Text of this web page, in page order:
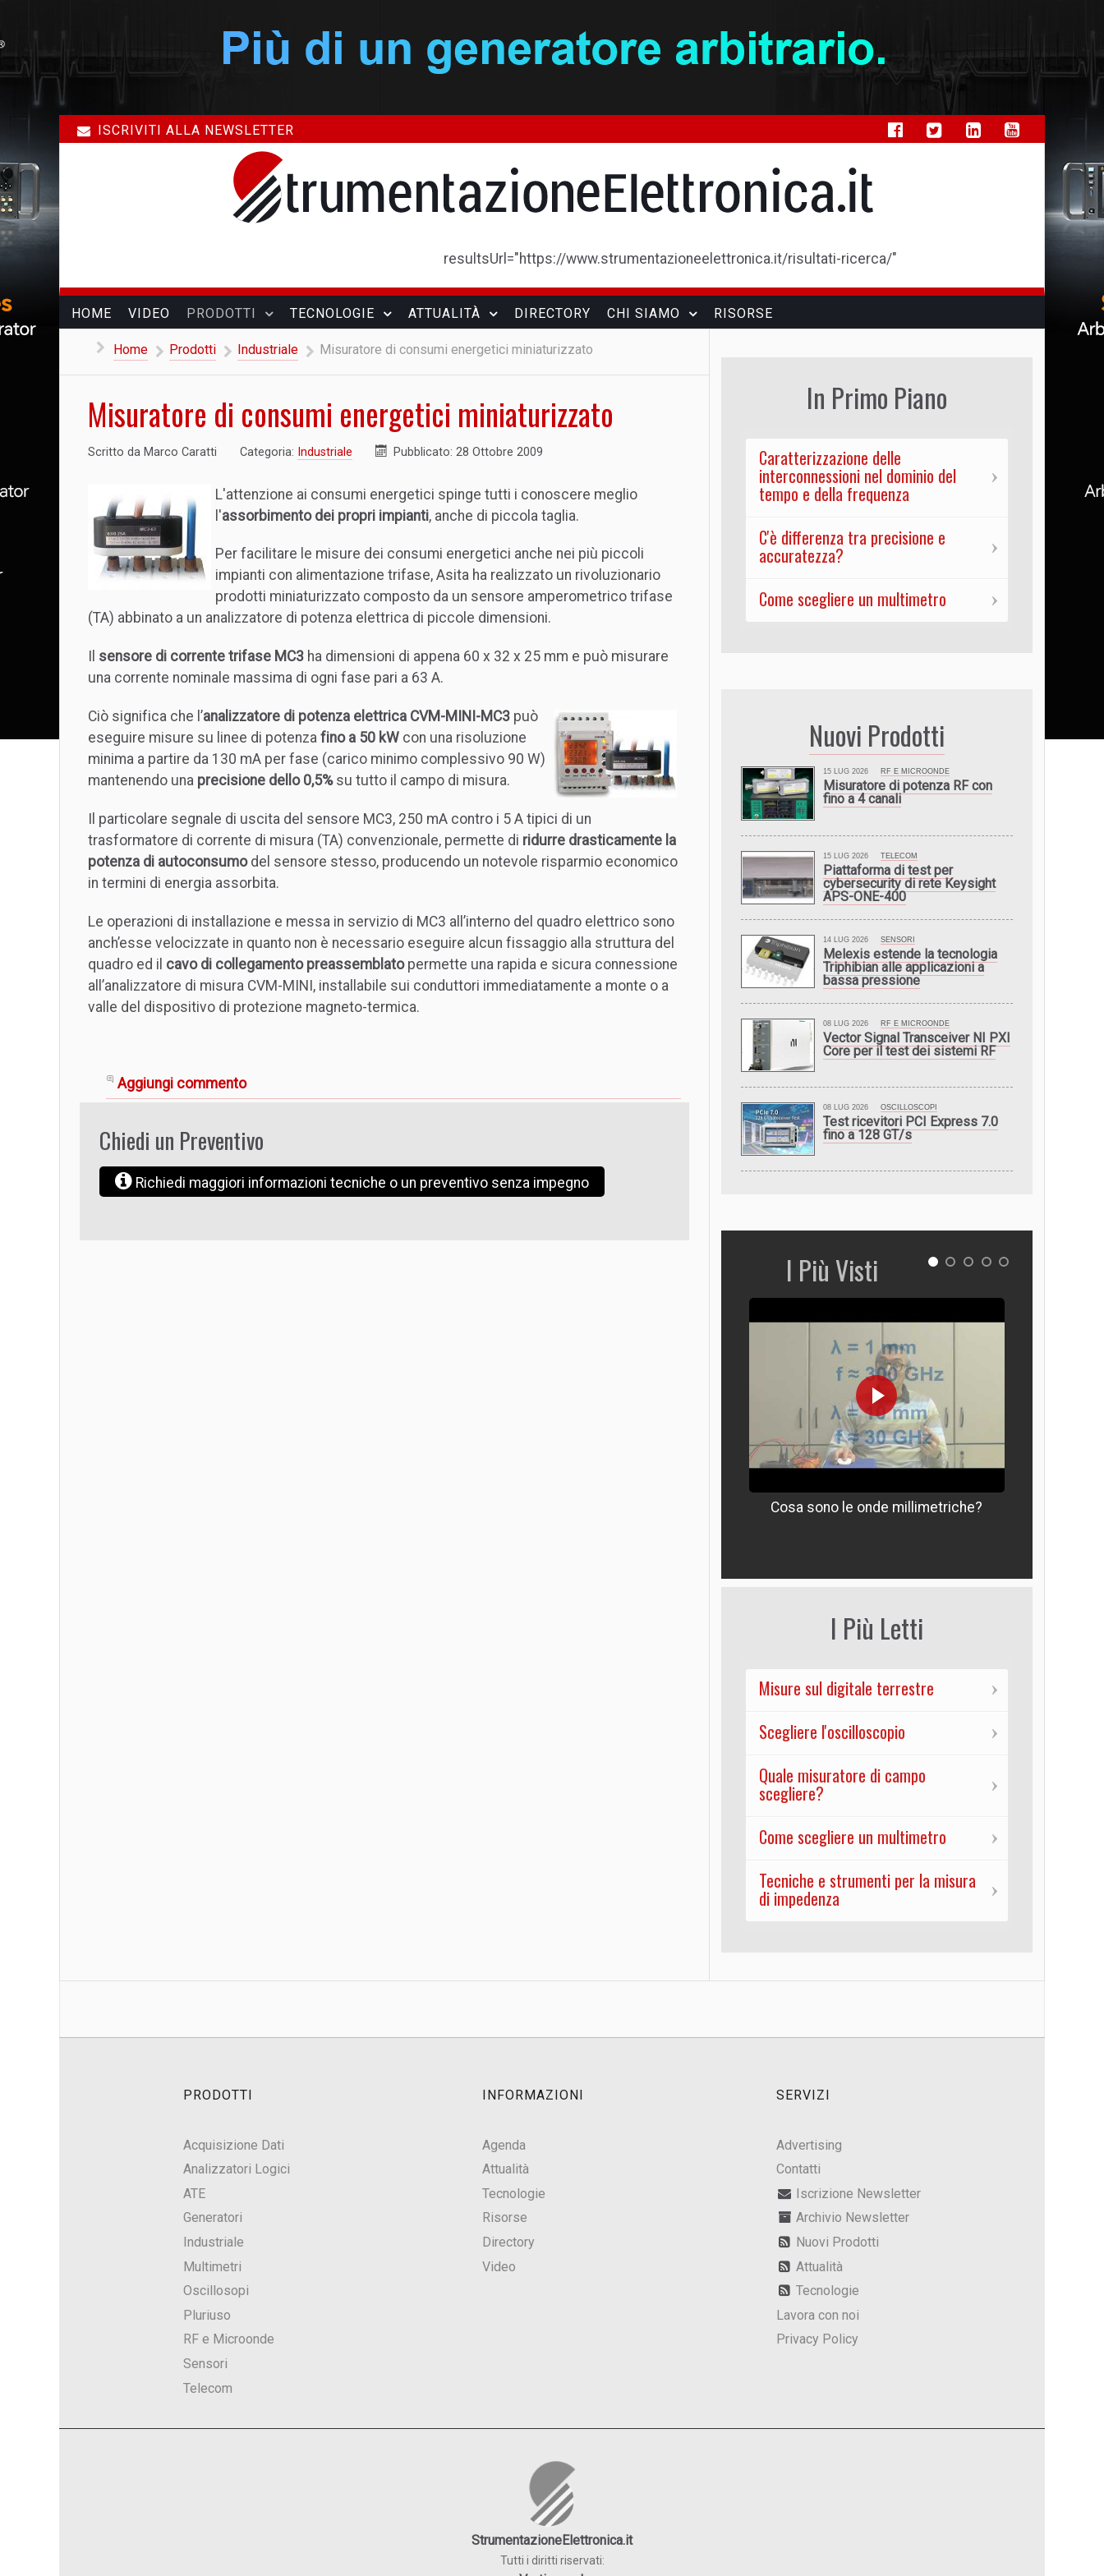
ISCRIVITI ALLA NEWSLETTER
resultsUrl="https://www.strumentazioneelettronica.it/risultati-ricerca/"
HOME VIDEO PRODOTTI TECNOLOGIE ATTUALITÀ DIRECTORY CHI SIAMO RISORSE
Home Prodotti Industriale Misuratore di consumi energetici miniaturizzato
Misuratore di consumi energetici miniaturizzato
Scritto da Marco Caratti Categoria: Industriale Pubblicato: 28 Ottobre 2009
L'attenzione ai consumi energetici spinge tutti i conoscere meglio
l'assorbimento dei propri impianti, anche di piccola taglia.
Per facilitare le misure dei consumi energetici anche nei più piccoli
impianti con alimentazione trifase, Asita ha realizzato un rivoluzionario
prodotti miniaturizzato composto da un sensore amperometrico trifase
(TA) abbinato a un analizzatore di potenza elettrica di piccole dimensioni.
sensore di corrente trifase MC3 ha dimensioni di appena 60 x 32 x 25 mm e può misurare
una corrente nominale massima di ogni fase pari a 63 A.
Ciò significa che l’analizzatore di potenza elettrica CVM-MINI-MC3 può
eseguire misure su linee di potenza fino a 50 kW con una risoluzione
minima a partire da 130 mA per fase (carico minimo complessivo 90 W)
mantenendo una precisione dello 0,5%su tutto il campo di misura.
Il particolare segnale di uscita del sensore MC3, 250 mA contro i 5 A tipici di un
trasformatore di corrente di misura (TA) convenzionale, permette di ridurre drasticamente la
potenza di autoconsumodel sensore stesso, producendo un notevole risparmio economico
in termini di energia assorbita.
Le operazioni di installazione e messa in servizio di MC3 all’interno del quadro elettrico sono
anch’esse velocizzate in quanto non è necessario eseguire alcun fissaggio alla struttura del
quadro ed il cavo di collegamento preassemblatopermette una rapida e sicura connessione
all’analizzatore di misura CVM-MINI, installabile sui conduttori immediatamente a monte o a
valle del dispositivo di protezione magneto-termica.
Aggiungi commento
Chiedi un Preventivo
Richiedi maggiori informazioni tecniche o un preventivo senza impegno
In Primo Piano
Caratterizzazione delle
interconnessioni nel dominio del
tempo e della frequenza
C'è differenza tra precisione e
accuratezza?
Come scegliere un multimetro
Nuovi Prodotti
15 LUG 2026 RF E MICROONDE
Misuratore di potenza RF con
fino a 4 canali
15 LUG 2026 TELECOM
Piattaforma di test per
cybersecurity di rete Keysight
APS-ONE-400
14 LUG 2026 SENSORI
Melexis estende la tecnologia
Triphibian alle applicazioni a
bassa pressione
08 LUG 2026 RF E MICROONDE
Vector Signal Transceiver NI PXI
Core per il test dei sistemi RF
08 LUG 2026 OSCILLOSCOPI
Test ricevitori PCI Express 7.0
fino a 128 GT/s
I Più Visti
Cosa sono le onde millimetriche?
I Più Letti
Misure sul digitale terrestre
Scegliere l'oscilloscopio
Quale misuratore di campo
scegliere?
Come scegliere un multimetro
Tecniche e strumenti per la misura
di impedenza
PRODOTTI
Acquisizione Dati
Analizzatori Logici
ATE
Generatori
Industriale
Multimetri
Oscillosopi
Pluriuso
RF e Microonde
Sensori
Telecom
INFORMAZIONI
Agenda
Attualità
Tecnologie
Risorse
Directory
Video
SERVIZI
Advertising
Contatti
Iscrizione Newsletter
Archivio Newsletter
Nuovi Prodotti
Attualità
Tecnologie
Lavora con noi
Privacy Policy
StrumentazioneElettronica.it
Tutti i diritti riservati: